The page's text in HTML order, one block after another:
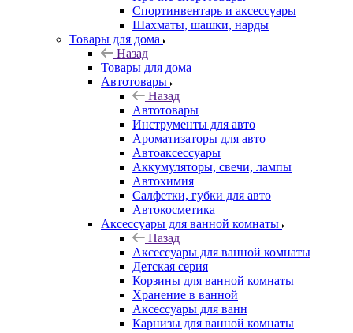
Спортинвентарь и аксессуары
Шахматы, шашки, нарды
Товары для дома
Назад
Товары для дома
Автотовары
Назад
Автотовары
Инструменты для авто
Ароматизаторы для авто
Автоаксессуары
Аккумуляторы, свечи, лампы
Автохимия
Салфетки, губки для авто
Автокосметика
Аксессуары для ванной комнаты
Назад
Аксессуары для ванной комнаты
Детская серия
Корзины для ванной комнаты
Хранение в ванной
Аксессуары для ванн
Карнизы для ванной комнаты